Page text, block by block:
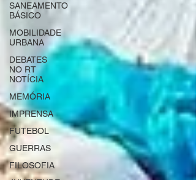
SANEAMENTO
BÁSICO
MOBILIDADE
URBANA
DEBATES
NO RT
NOTÍCIA
MEMÓRIA
IMPRENSA
FUTEBOL
GUERRAS
FILOSOFIA